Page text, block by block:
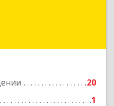
20
1
г, Советская